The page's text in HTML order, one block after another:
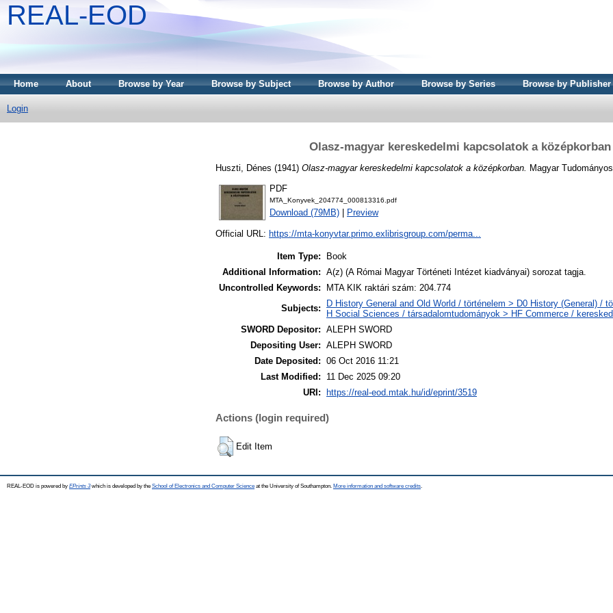
REAL-EOD
Home About Browse by Year Browse by Subject Browse by Author Browse by Series Browse by Publisher
Login
Olasz-magyar kereskedelmi kapcsolatok a középkorban
Huszti, Dénes (1941) Olasz-magyar kereskedelmi kapcsolatok a középkorban. Magyar
PDF
MTA_Konyvek_204774_000813316.pdf
Download (79MB) Preview
Official URL: https://mta-konyvtar.primo.exlibrisgroup.com/perma...
Item Type:
Book
Additional Information: A(z) (A Római Magyar Történeti Intézet kiadványai) sorozat tagja.
Uncontrolled Keywords:
MTA KIK raktári szám: 204.774
Subjects:
D History General and Old World / történelem > D0 History (General) /
H Social Sciences / társadalomtudományok > HF Commerce /
SWORD Depositor: ALEPH SWORD
Depositing User: ALEPH SWORD
Date Deposited: 06 Oct 2016 11:21
Last Modified:
11 Dec 2025 09:20
URI:
https://real-eod.mtak.hu/id/eprint/3519
Actions (login required)
Edit Item
REAL-EOD is powered by EPrints 3which is developed by the School of Electronics and Computer Science at the University of Southampton. More information and software credits